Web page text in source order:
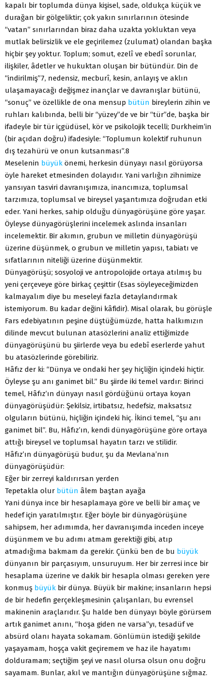
kapalı bir toplumda dünya kişisel, sade, oldukça küçük ve
durağan bir gölgeliktir; çok yakın sınırlarının ötesinde
“vatan” sınırlarından biraz daha uzakta yokluktan veya
mutlak belirsizlik ve ele geçirilemez (zulumat) olandan başka
hiçbir şey yoktur. Toplum; somut, ezelî ve ebedî sorunlar,
ilişkiler, âdetler ve hukuktan oluşan bir bütündür. Din de
“indirilmiş”7, nedensiz, mecburî, kesin, anlayış ve aklın
ulaşamayacağı değişmez inançlar ve davranışlar bütünü,
“sonuç” ve özellikle de ona mensup bütün bireylerin zihin ve
ruhları kalıbında, belli bir “yüzey”de ve bir “tür”de, başka bir
ifadeyle bir tür içgüdüsel, kör ve psikolojik tecelli; Durkheim’in
(bir açıdan doğru) ifadesiyle: “Toplumun kolektif ruhunun
dış tezahürü ve onun kutsanması”.8
Meselenin büyük önemi, herkesin dünyayı nasıl görüyorsa
öyle hareket etmesinden dolayıdır. Yani varlığın zihnimize
yansıyan tasviri davranışımıza, inancımıza, toplumsal
tarzımıza, toplumsal ve bireysel yaşantımıza doğrudan etki
eder. Yani herkes, sahip olduğu dünyagörüşüne göre yaşar.
Öyleyse dünyagörüşlerini incelemek aslında insanları
incelemektir. Bir akımın, grubun ve milletin dünyagörüşü
üzerine düşünmek, o grubun ve milletin yapısı, tabiatı ve
sıfatlarının niteliği üzerine düşünmektir.
Dünyagörüşü; sosyoloji ve antropolojide ortaya atılmış bu
yeni çerçeveye göre birkaç çeşittir (Esas söyleyeceğimizden
kalmayalım diye bu meseleyi fazla detaylandırmak
istemiyorum. Bu kadar değini kâfidir). Misal olarak, bu görüşle
Fars edebiyatının peşine düştüğümüzde, hatta halkımızın
dilinde mevcut bulunan atasözlerini analiz ettiğimizde
dünyagörüşünü bu şiirlerde veya bu edebî eserlerde yahut
bu atasözlerinde görebiliriz.
Hâfız der ki: “Dünya ve ondaki her şey hiçliğin içindeki hiçtir.
Öyleyse şu anı ganimet bil.” Bu şiirde iki temel vardır: Birinci
temel, Hâfız’ın dünyayı nasıl gördüğünü ortaya koyan
dünyagörüşüdür: Şekilsiz, irtibatsız, hedefsiz, maksatsız
olguların bütünü, hiçliğin içindeki hiç. İkinci temel, “şu anı
ganimet bil”. Bu, Hâfız’ın, kendi dünyagörüşüne göre ortaya
attığı bireysel ve toplumsal hayatın tarzı ve stilidir.
Hâfız’ın dünyagörüşü budur, şu da Mevlana’nın
dünyagörüşüdür:
Eğer bir zerreyi kaldırırsan yerden
Tepetakla olur bütün âlem baştan ayağa
Yani dünya ince bir hesaplamaya göre ve belli bir amaç ve
hedef için yaratılmıştır. Eğer böyle bir dünyagörüşüne
sahipsem, her adımımda, her davranışımda inceden inceye
düşünmem ve bu adımı atmam gerektiği gibi, atıp
atmadığıma bakmam da gerekir. Çünkü ben de bu büyük
dünyanın bir parçasıyım, unsuruyum. Her bir zerresi ince bir
hesaplama üzerine ve dakik bir hesapla olması gereken yere
konmuş büyük bir dünya. Büyük bir makine; insanların hepsi
de bir hedefin gerçekleşmesinin çalışanları, bu evrensel
makinenin araçlarıdır. Şu halde ben dünyayı böyle görürsem
artık ganimet anını, “hoşa giden ne varsa”yı, tesadüf ve
absürd olanı hayata sokamam. Gönlümün istediği şekilde
yaşayamam, hoşça vakit geçiremem ve haz ile hayatımı
dolduramam; seçtiğim şeyi ve nasıl olursa olsun onu doğru
sayamam. Bunlar, akıl ve mantığın dünyagörüşüne sığmaz.